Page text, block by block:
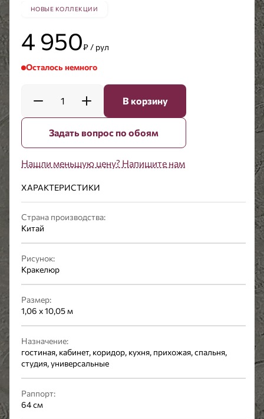
НОВЫЕ КОЛЛЕКЦИИ
4 950₽ / рул
Осталось немного
1 В корзину
Задать вопрос по обоям
Нашли меньшую цену? Напишите нам
ХАРАКТЕРИСТИКИ
Страна производства:
Китай
Рисунок:
Кракелюр
Размер:
1,06 x 10,05 м
Назначение:
гостиная, кабинет, коридор, кухня, прихожая, спальня,
студия, универсальные
Раппорт:
64 см